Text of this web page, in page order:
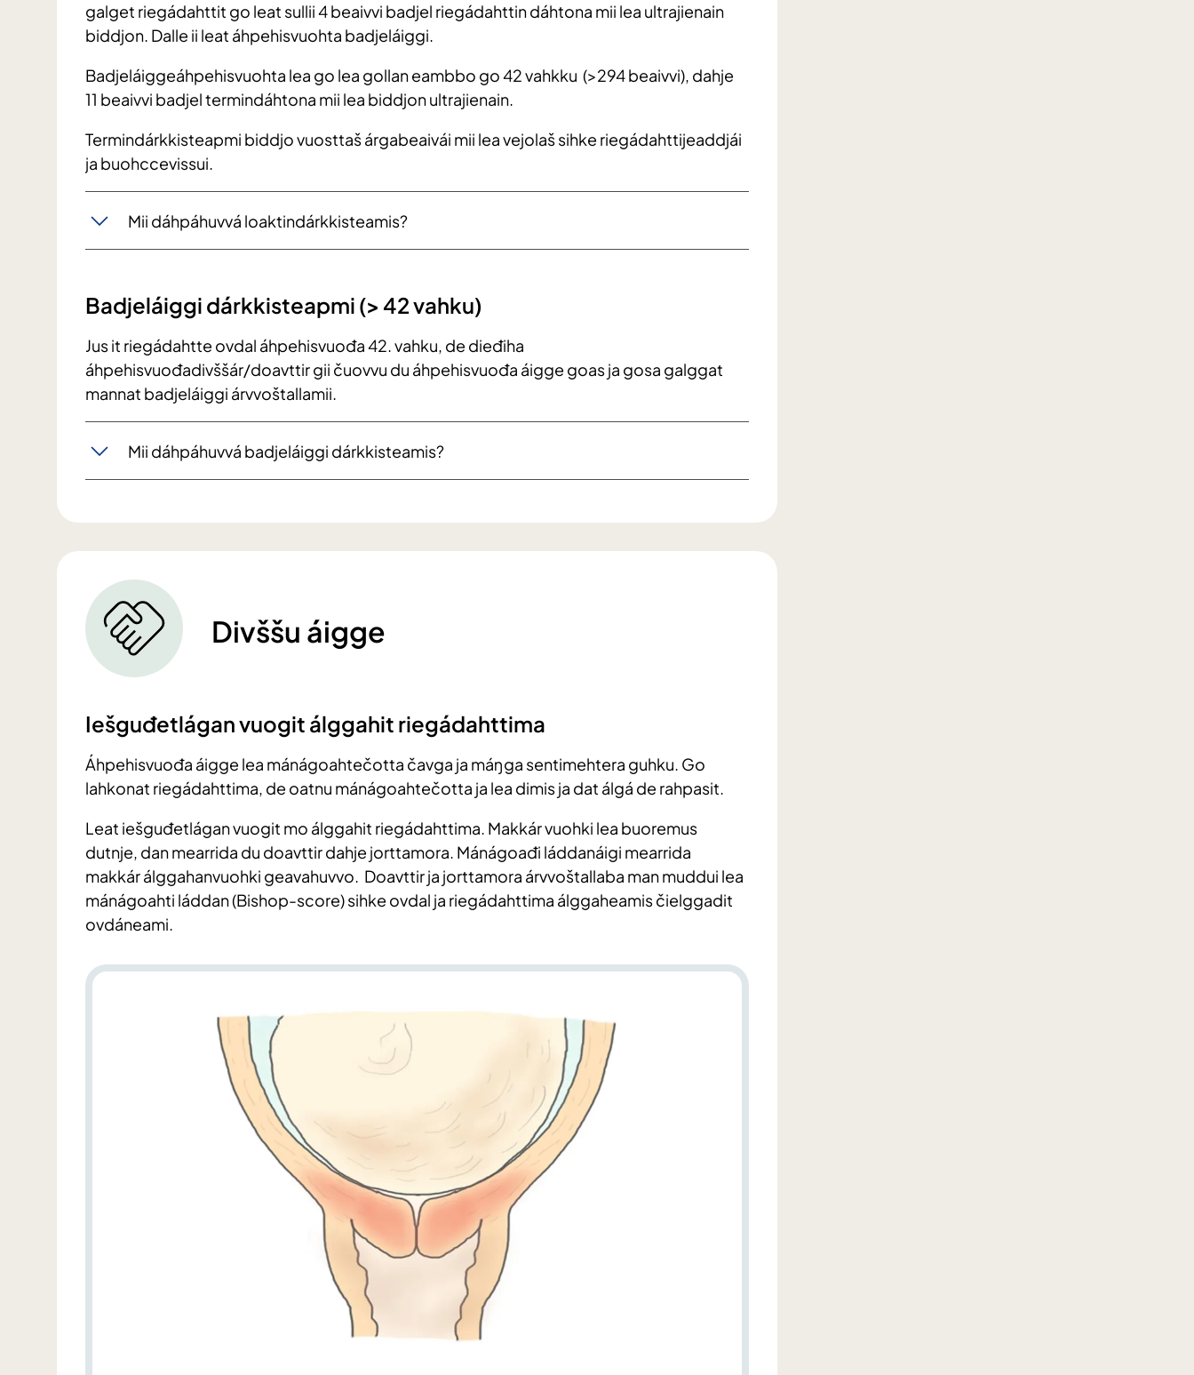
galget riegádahttit go leat sullii 4 beaivvi badjel riegádahttin dáhtona mii lea ultrajienain
biddjon. Dalle ii leat áhpehisvuohta badjeláiggi.
Badjeláiggeáhpehisvuohta lea go lea gollan eambbo go 42 vahkku (>294 beaivvi), dahje
11 beaivvi badjel termindáhtona mii lea biddjon ultrajienain.
Termindárkkisteapmi biddjo vuosttaš árgabeaivái mii lea vejolaš sihke riegádahttijeaddjái
ja buohccevissui.
Mii dáhpáhuvvá loaktindárkkisteamis?
Badjeláiggi dárkkisteapmi (> 42 vahku)
Jus it riegádahtte ovdal áhpehisvuođa 42. vahku, de dieđiha
áhpehisvuođadivššár/doavttir gii čuovvu du áhpehisvuođa áigge goas ja gosa galggat
mannat badjeláiggi árvvoštallamii.
Mii dáhpáhuvvá badjeláiggi dárkkisteamis?
Divššu áigge
Iešguđetlágan vuogit álggahit riegádahttima
Áhpehisvuođa áigge lea mánágoahtečotta čavga ja máŋga sentimehtera guhku. Go
lahkonat riegádahttima, de oatnu mánágoahtečotta ja lea dimis ja dat álgá de rahpasit.
Leat iešguđetlágan vuogit mo álggahit riegádahttima. Makkár vuohki lea buoremus
dutnje, dan mearrida du doavttir dahje jorttamora. Mánágoađi láddanáigi mearrida
makkár álggahanvuohki geavahuvvo. Doavttir ja jorttamora árvvoštallaba man muddui lea
mánágoahti láddan (Bishop-score) sihke ovdal ja riegádahttima álggaheamis čielggadit
ovdáneami.